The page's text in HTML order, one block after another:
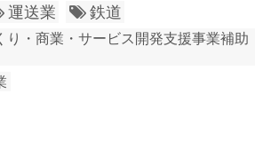
運送業 鉄道
り・商業・サービス開発支援事業補助